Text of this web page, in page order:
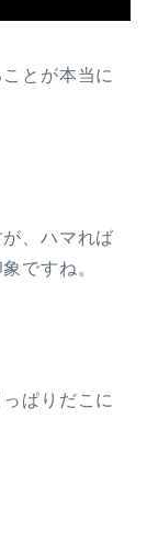
とが本当に
、ハマれば
ですね。
ぱりだこに